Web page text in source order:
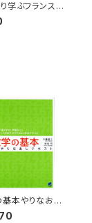
学ぶフランス
音声
本やりなおし